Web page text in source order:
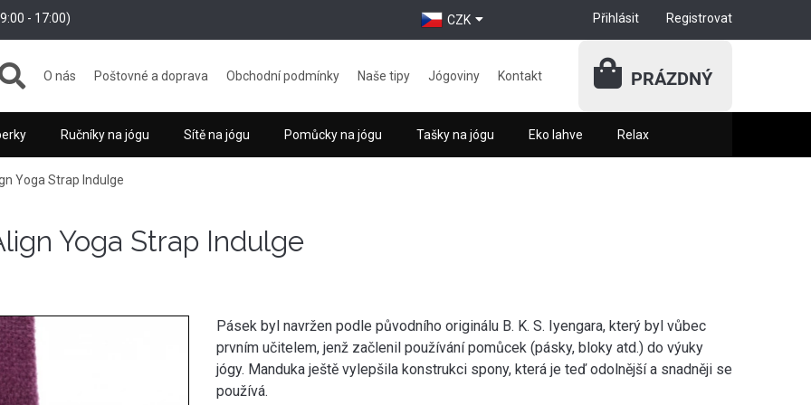
- 17:00) Přihlásit Registrovat
CZK
O nás Poštovné a doprava Obchodní podmínky Naše tipy Jógoviny Kontakt PRÁZDNÝ
Ručníky na jógu Sítě na jógu Pomůcky na jógu Tašky na jógu Eko lahve Relax
Yoga Strap Indulge
Yoga Strap Indulge
Pásek byl navržen podle původního originálu B. K. S. Iyengara, který byl vůbec
prvním učitelem, jenž začlenil používání pomůcek (pásky, bloky atd.) do výuky
jógy. Manduka ještě vylepšila konstrukci spony, která je teď odolnější a snadněji se
používá.